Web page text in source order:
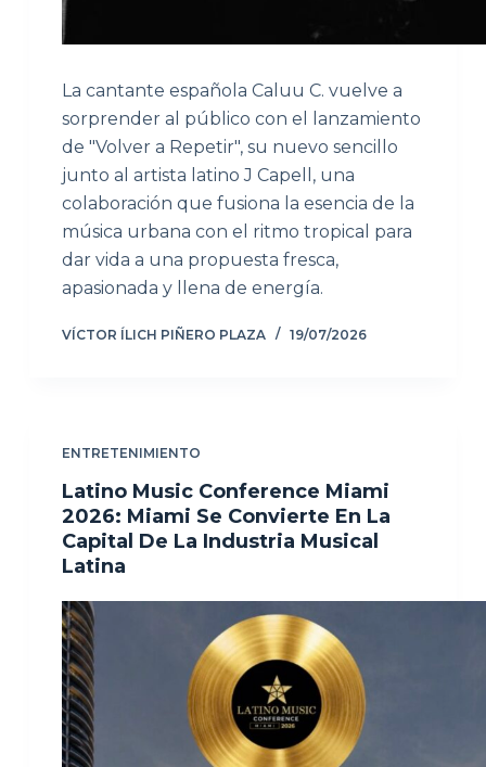
La cantante española Caluu C. vuelve a
sorprender al público con el lanzamiento
de "Volver a Repetir", su nuevo sencillo
junto al artista latino J Capell, una
colaboración que fusiona la esencia de la
música urbana con el ritmo tropical para
dar vida a una propuesta fresca,
apasionada y llena de energía.
VÍCTOR ÍLICH PIÑERO PLAZA 19/07/2026
ENTRETENIMIENTO
Latino Music Conference Miami
2026: Miami Se Convierte En La
Capital De La Industria Musical
Latina